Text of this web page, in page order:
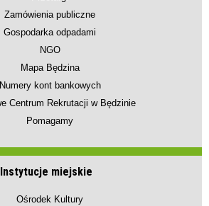
Zamówienia publiczne
Gospodarka odpadami
NGO
Mapa Będzina
Numery kont bankowych
Centrum Rekrutacji w Będzinie
Pomagamy
Instytucje miejskie
Ośrodek Kultury